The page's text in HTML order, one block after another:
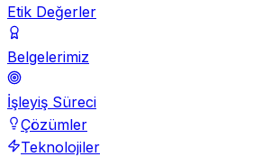
Etik Değerler
Belgelerimiz
İşleyiş Süreci
Çözümler
Teknolojiler